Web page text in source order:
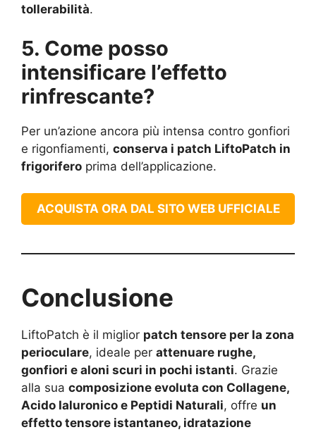
tollerabilità.
5. Come posso
intensificare l’effetto
rinfrescante?
Per un’azione ancora più intensa contro gonfiori
e rigonfiamenti, conserva i patch LiftoPatch in
frigorifero prima dell’applicazione.
ACQUISTA ORA DAL SITO WEB UFFICIALE
Conclusione
LiftoPatch è il miglior patch tensore per la zona
perioculare, ideale per attenuare rughe,
gonfiori e aloni scuri in pochi istanti. Grazie
alla sua composizione evoluta con Collagene,
Acido Ialuronico e Peptidi Naturali, offre un
effetto tensore istantaneo, idratazione